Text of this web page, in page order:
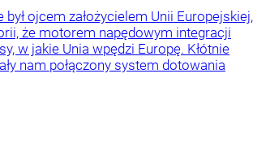
ojcem założycielem Unii Europejskiej,
że motorem napędowym integracji
w jakie Unia wpędzi Europę. Kłótnie
nam połączony system dotowania